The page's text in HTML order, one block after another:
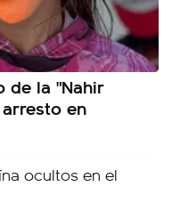
de la "Nahir
en